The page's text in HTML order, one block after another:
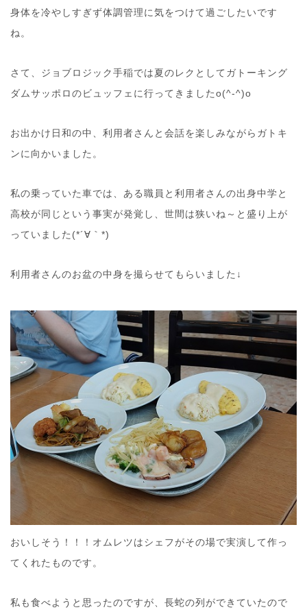
身体を冷やしすぎず体調管理に気をつけて過ごしたいです
ね。
さて、ジョブロジック手稲では夏のレクとしてガトーキング
ダムサッポロのビュッフェに行ってきましたo(^-^)o
お出かけ日和の中、利用者さんと会話を楽しみながらガトキ
ンに向かいました。
私の乗っていた車では、ある職員と利用者さんの出身中学と
高校が同じという事実が発覚し、世間は狭いね～と盛り上が
っていました(*´∀｀*)
利用者さんのお盆の中身を撮らせてもらいました↓
おいしそう！！！オムレツはシェフがその場で実演して作っ
てくれたものです。
私も食べようと思ったのですが、長蛇の列ができていたので